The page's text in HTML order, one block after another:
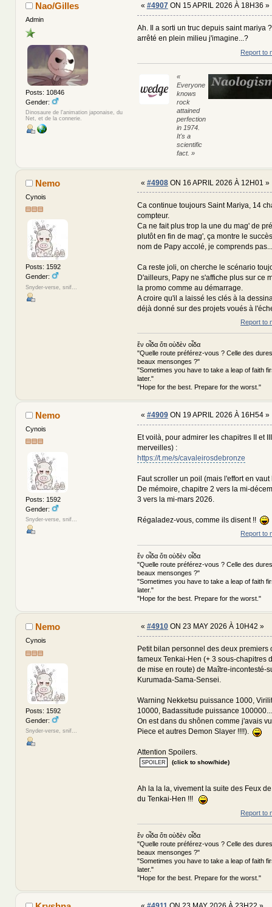
Nao/Gilles
Admin
Posts: 10846
Gender:
Dinosaure de l'animation japonaise, du
Net, et de la connerie.
« #4907ON 15 APRIL 2026 À 18H36 »
Ah. Il a sorti un truc depuis saint mariya
arrêté en plein milieu j'imagine...?
Report to
«
Everyone
knows
rock
attained
perfection
in 1974.
It's a
scientific
fact. »
Nemo
Cynois
Posts: 1592
Gender:
Snyder-verse, snif...
« #4908ON 16 APRIL 2026 À 12H01 »
Ca continue toujours Saint Mariya, 14
compteur.
Ca ne fait plus trop la une du mag' de
plutôt en fin de mag', ça montre le
nom de Papy accolé, je comprends
Ca reste joli, on cherche le scénario
D'ailleurs, Papy ne s'affiche plus sur ce
la promo comme au démarrage.
A croire qu'il a laissé les clés à la
déjà donné sur des projets voués à
Report to
ἕν οἶδα ὅτι οὐδὲν οἶδα
"Quelle route préférez-vous ? Celle des
beaux mensonges ?"
"Sometimes you have to take a leap of faith
later."
"Hope for the best. Prepare for the worst."
Nemo
Cynois
Posts: 1592
Gender:
Snyder-verse, snif...
« #4909ON 19 APRIL 2026 À 16H54 »
Et voilà, pour admirer les chapitres II et
merveilles) :
https://t.me/s/cavaleirosdebronze
Faut scroller un poil (mais l'effort en
De mémoire, chapitre 2 vers la mi-
3 vers la mi-mars 2026.
Régaladez-vous, comme ils disent !!
Report to
ἕν οἶδα ὅτι οὐδὲν οἶδα
"Quelle route préférez-vous ? Celle des
beaux mensonges ?"
"Sometimes you have to take a leap of faith
later."
"Hope for the best. Prepare for the worst."
Nemo
Cynois
Posts: 1592
Gender:
Snyder-verse, snif...
« #4910ON 23 MAY 2026 À 10H42 »
Petit bilan personnel des deux premiers
fameux Tenkai-Hen (+ 3 sous-chapitres
de mise en route) de Maître-incontesté-
Kurumada-Sama-Sensei.
Warning Nekketsu puissance 1000,
10000, Badassitude puissance 100000...
On est dans du shônen comme j'avais
Piece et autres Demon Slayer !!!!).
Attention Spoilers.
(click to show/hide)
Ah la la la, vivement la suite des Feux
du Tenkai-Hen !!!
Report to
ἕν οἶδα ὅτι οὐδὲν οἶδα
"Quelle route préférez-vous ? Celle des
beaux mensonges ?"
"Sometimes you have to take a leap of faith
later."
"Hope for the best. Prepare for the worst."